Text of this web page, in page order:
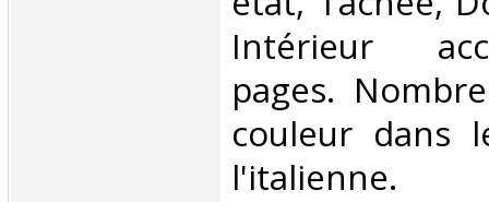
Intérieur
pages.
couleur dans
l'italienne.